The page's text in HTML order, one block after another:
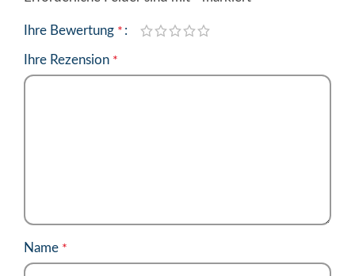
Ihre Bewertung *
Ihre Rezension *
Name *